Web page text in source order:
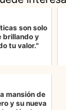
son solo
brillando y
tu valor."
mansión de
y su nueva